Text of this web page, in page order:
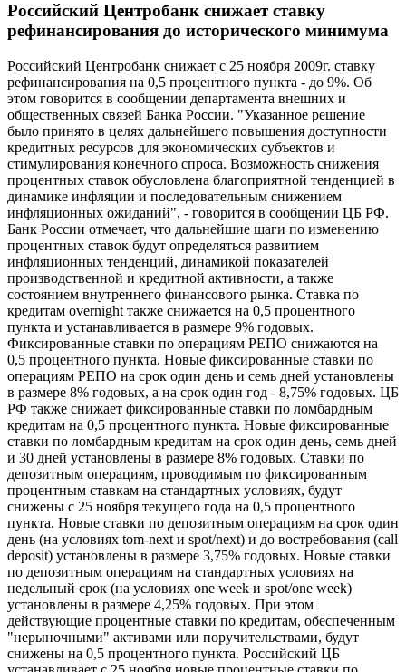
Российский Центробанк снижает ставку
рефинансирования до исторического минимума
Российский Центробанк снижает с 25 ноября 2009г. ставку
рефинансирования на 0,5 процентного пункта - до 9%. Об
этом говорится в сообщении департамента внешних и
общественных связей Банка России. "Указанное решение
было принято в целях дальнейшего повышения доступности
кредитных ресурсов для экономических субъектов и
стимулирования конечного спроса. Возможность снижения
процентных ставок обусловлена благоприятной тенденцией в
динамике инфляции и последовательным снижением
инфляционных ожиданий", - говорится в сообщении ЦБ РФ.
Банк России отмечает, что дальнейшие шаги по изменению
процентных ставок будут определяться развитием
инфляционных тенденций, динамикой показателей
производственной и кредитной активности, а также
состоянием внутреннего финансового рынка. Ставка по
кредитам overnight также снижается на 0,5 процентного
пункта и устанавливается в размере 9% годовых.
Фиксированные ставки по операциям РЕПО снижаются на
0,5 процентного пункта. Новые фиксированные ставки по
операциям РЕПО на срок один день и семь дней установлены
в размере 8% годовых, а на срок один год - 8,75% годовых. ЦБ
РФ также снижает фиксированные ставки по ломбардным
кредитам на 0,5 процентного пункта. Новые фиксированные
ставки по ломбардным кредитам на срок один день, семь дней
и 30 дней установлены в размере 8% годовых. Ставки по
депозитным операциям, проводимым по фиксированным
процентным ставкам на стандартных условиях, будут
снижены с 25 ноября текущего года на 0,5 процентного
пункта. Новые ставки по депозитным операциям на срок один
день (на условиях tom-next и spot/next) и до востребования (call
deposit) установлены в размере 3,75% годовых. Новые ставки
по депозитным операциям на стандартных условиях на
недельный срок (на условиях one week и spot/оnе week)
установлены в размере 4,25% годовых. При этом
действующие процентные ставки по кредитам, обеспеченным
"нерыночными" активами или поручительствами, будут
снижены на 0,5 процентного пункта. Российский ЦБ